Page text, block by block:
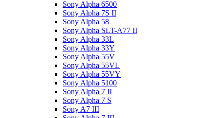
Sony Alpha 6500
Sony Alpha 7S II
Sony Alpha 58
Sony Alpha SLT-A77 II
Sony Alpha 33L
Sony Alpha 33Y
Sony Alpha 55V
Sony Alpha 55VL
Sony Alpha 55VY
Sony Alpha 5100
Sony Alpha 7 II
Sony Alpha 7 S
Sony A7 III